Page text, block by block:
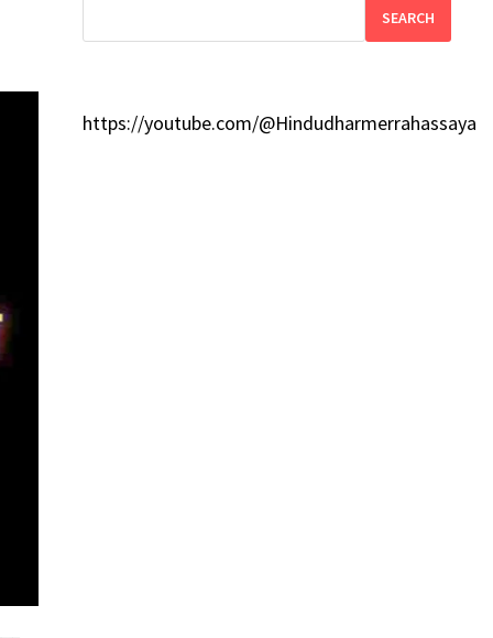
SEARCH
https://youtube.com/@Hindudharmerrahassaya